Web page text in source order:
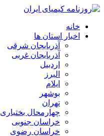
خانه
اخبار استان ها
آذربایجان شرقی
آذربایجان غربی
اردبیل
البرز
ایلام
بوشهر
تهران
چهارمحال بختیاری
خراسان جنوبی
خراسان رضوی